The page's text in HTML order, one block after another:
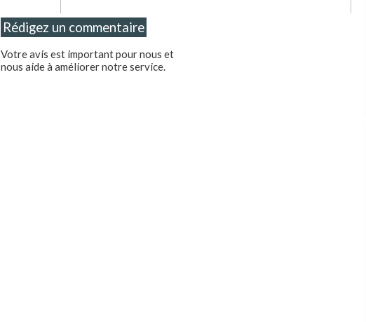
Votre avis est important pour nous et
nous aide à améliorer notre service.